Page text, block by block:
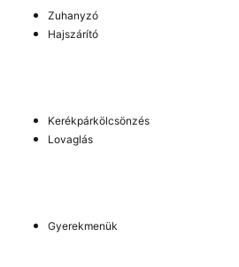
Zuhanyzó
Hajszárító
Kerékpárkölcsönzés
Lovaglás
Gyerekmenük